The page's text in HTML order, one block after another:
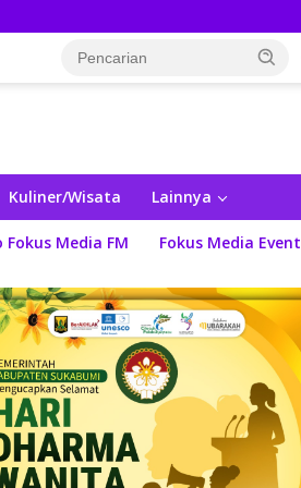
Kuliner/Wisata Lainnya
Fokus Media FM Fokus Media Event